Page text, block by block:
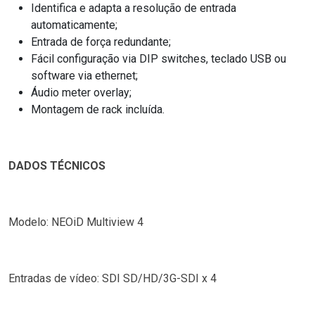
Identifica e adapta a resolução de entrada
automaticamente;
Entrada de força redundante;
Fácil configuração via DIP switches, teclado USB ou
software via ethernet;
Áudio meter overlay;
Montagem de rack incluída.
DADOS TÉCNICOS
Modelo: NEOiD Multiview 4
Entradas de vídeo: SDI SD/HD/3G-SDI x 4